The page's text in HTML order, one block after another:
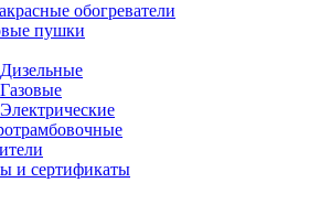
обогреватели
пушки
Дизельные
Газовые
Электрические
и сертификаты